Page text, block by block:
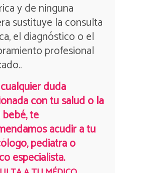
y de ninguna
sustituye la consulta
el diagnóstico o el
profesional
duda
con tu salud o la
te
acudir a tu
pediatra o
especialista.